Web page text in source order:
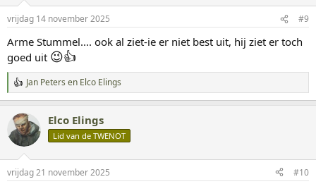
i
n
g
e
:
vrijdag 14 november 2025 #9
Arme Stummel.... ook al ziet-ie er niet best uit, hij ziet er toch
goed uit 😉👍
W
a
r
d
e
n
Jan Peters en Elco Elings
Elco Elings
Lid van de TWENOT
vrijdag 21 november 2025 #10